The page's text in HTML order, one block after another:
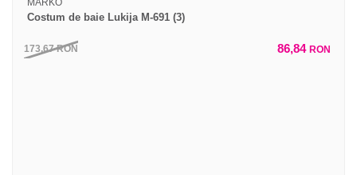
Costum de baie Lukija M-691 (3)
173,67RON 86,84 RON